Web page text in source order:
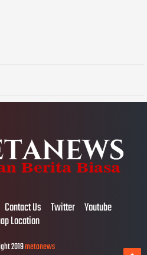
Contact Us Twitter Youtube
Location
2019metanews